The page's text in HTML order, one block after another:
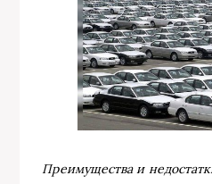
Преимущества и